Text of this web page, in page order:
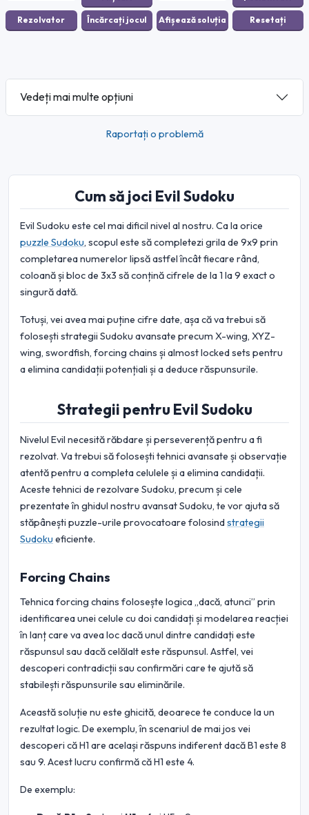
Vedeți mai multe opțiuni
Raportați o problemă
Cum să joci Evil Sudoku
Evil Sudoku este cel mai dificil nivel al nostru. Ca la orice
puzzle Sudoku, scopul este să completezi grila de 9x9 prin
completarea numerelor lipsă astfel încât fiecare rând,
coloană și bloc de 3x3 să conțină cifrele de la 1 la 9 exact o
singură dată.
Totuși, vei avea mai puține cifre date, așa că va trebui să
folosești strategii Sudoku avansate precum X-wing, XYZ-
wing, swordfish, forcing chains și almost locked sets pentru
a elimina candidații potențiali și a deduce răspunsurile.
Strategii pentru Evil Sudoku
Nivelul Evil necesită răbdare și perseverență pentru a fi
rezolvat. Va trebui să folosești tehnici avansate și observație
atentă pentru a completa celulele și a elimina candidații.
Aceste tehnici de rezolvare Sudoku, precum și cele
prezentate în ghidul nostru avansat Sudoku, te vor ajuta să
stăpânești puzzle-urile provocatoare folosindstrategii
Sudoku eficiente.
Forcing Chains
Tehnica forcing chains folosește logica „dacă, atunci” prin
identificarea unei celule cu doi candidați și modelarea reacției
în lanț care va avea loc dacă unul dintre candidați este
răspunsul sau dacă celălalt este răspunsul. Astfel, vei
descoperi contradicții sau confirmări care te ajută să
stabilești răspunsurile sau eliminările.
Această soluție nu este ghicită, deoarece te conduce la un
rezultat logic. De exemplu, în scenariul de mai jos vei
descoperi că H1 are același răspuns indiferent dacă B1 este 8
sau 9. Acest lucru confirmă că H1 este 4.
De exemplu: